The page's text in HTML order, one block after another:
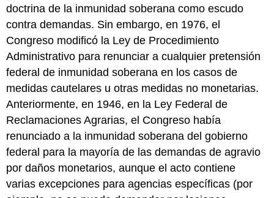
doctrina de la inmunidad soberana como escudo
contra demandas. Sin embargo, en 1976, el
Congreso modificó la Ley de Procedimiento
Administrativo para renunciar a cualquier pretensión
federal de inmunidad soberana en los casos de
medidas cautelares u otras medidas no monetarias.
Anteriormente, en 1946, en la Ley Federal de
Reclamaciones Agrarias, el Congreso había
renunciado a la inmunidad soberana del gobierno
federal para la mayoría de las demandas de agravio
por daños monetarios, aunque el acto contiene
varias excepciones para agencias específicas (por